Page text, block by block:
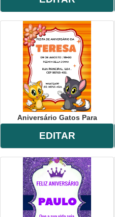
Aniversário Gatos Para
EDITAR